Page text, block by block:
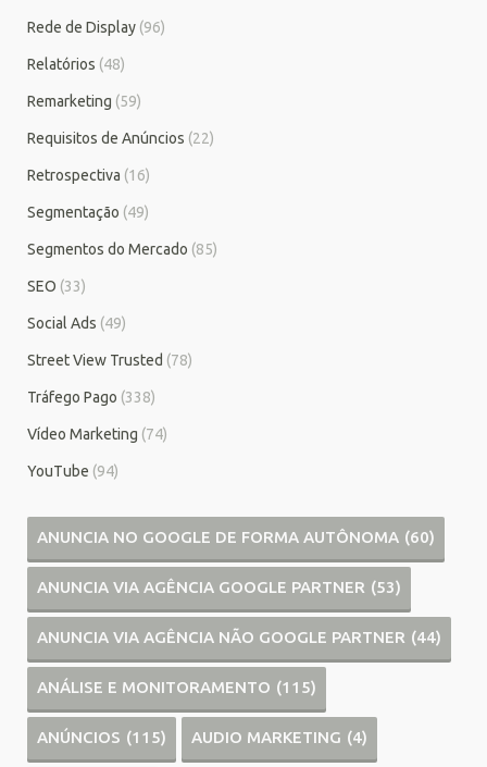
Rede de Display (96)
Relatórios (48)
Remarketing (59)
Requisitos de Anúncios (22)
Retrospectiva (16)
Segmentação (49)
Segmentos do Mercado (85)
SEO (33)
Social Ads (49)
Street View Trusted (78)
Tráfego Pago (338)
Vídeo Marketing (74)
YouTube (94)
ANUNCIA NO GOOGLE DE FORMA AUTÔNOMA (60)
ANUNCIA VIA AGÊNCIA GOOGLE PARTNER (53)
ANUNCIA VIA AGÊNCIA NÃO GOOGLE PARTNER (44)
ANÁLISE E MONITORAMENTO (115)
ANÚNCIOS (115) AUDIO MARKETING (4)